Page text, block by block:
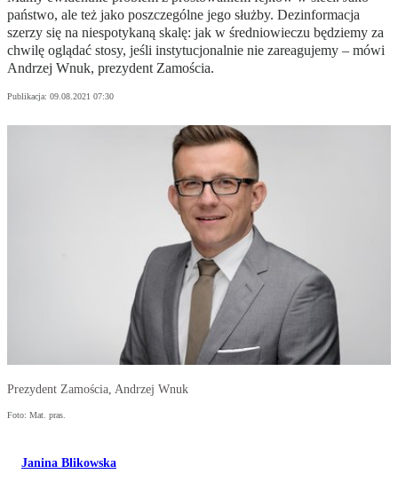
państwo, ale też jako poszczególne jego służby. Dezinformacja
szerzy się na niespotykaną skalę: jak w średniowieczu będziemy za
chwilę oglądać stosy, jeśli instytucjonalnie nie zareagujemy – mówi
Andrzej Wnuk, prezydent Zamościa.
Publikacja: 09.08.2021 07:30
Prezydent Zamościa, Andrzej Wnuk
Foto: Mat. pras.
Janina Blikowska